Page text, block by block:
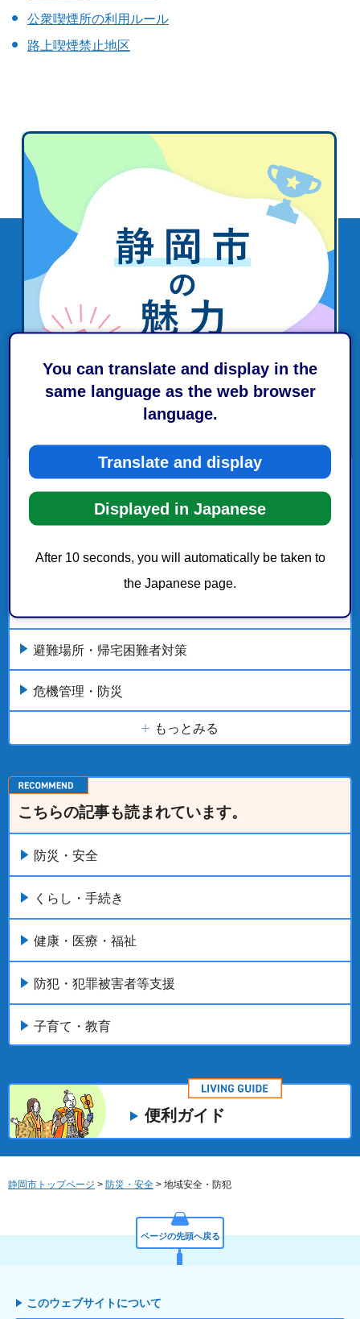
You can translate and display in the
same language as the web browser
language.
Translate and display
Displayed in Japanese
After 10 seconds, you will automatically be taken to
the Japanese page.
公衆喫煙所の利用ルール
路上喫煙禁止地区
防災・安全
防災・安全の新着・更新履歴
避難場所・帰宅困難者対策
危機管理・防災
もっとみる
こちらの記事も読まれています。
防災・安全
くらし・手続き
健康・医療・福祉
防犯・犯罪被害者等支援
子育て・教育
便利ガイド
静岡市トップページ > 防災・安全 > 地域安全・防犯
ページの先頭へ戻る
このウェブサイトについて